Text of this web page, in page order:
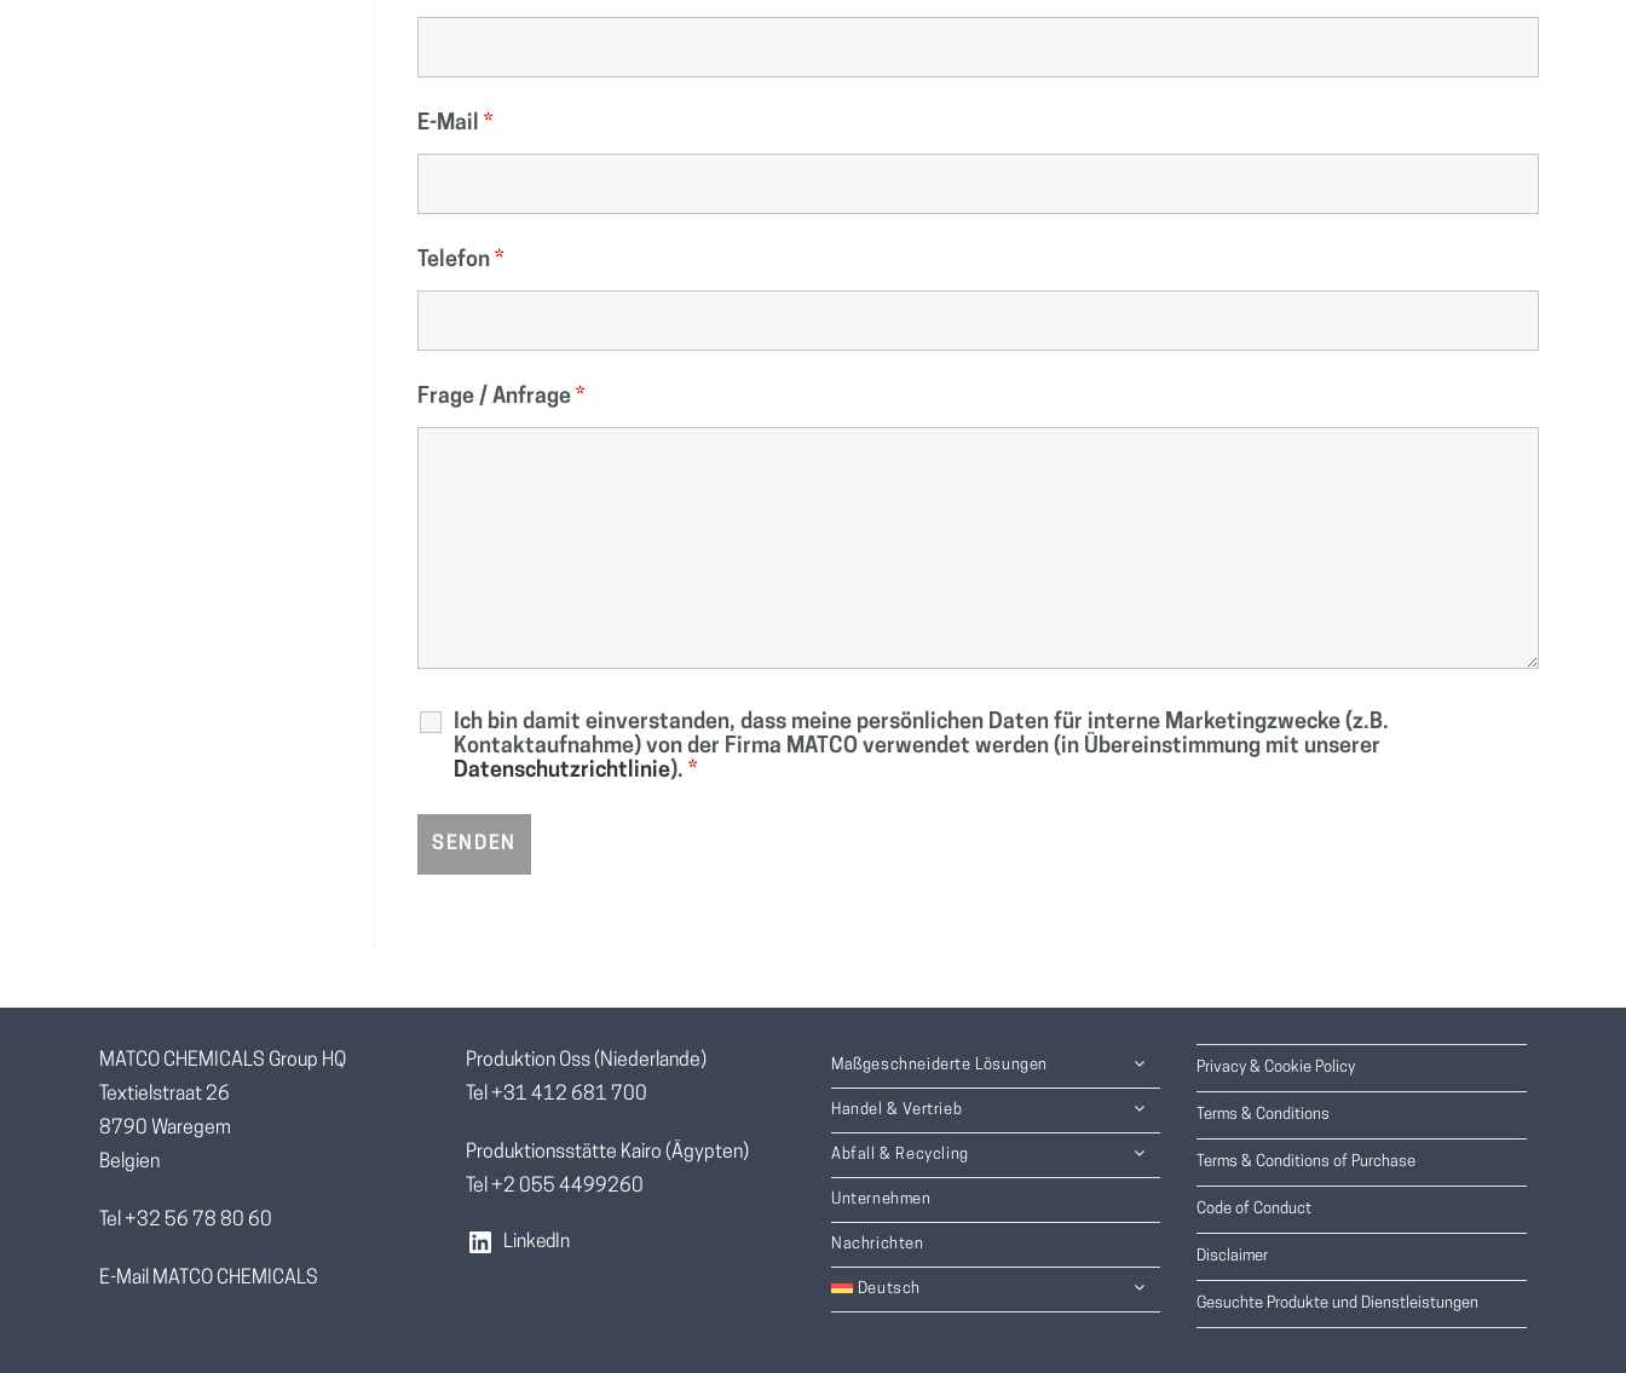
E-Mail*
Telefon*
Frage / Anfrage*
Ich bin damit einverstanden, dass meine persönlichen Daten für interne Marketingzwecke (z.B.
Kontaktaufnahme) von der Firma MATCO verwendet werden (in Übereinstimmung mit unserer
Datenschutzrichtlinie).*
MATCO CHEMICALS Group HQ
Textielstraat 26
8790 Waregem
Belgien
Tel +32 56 78 80 60
E-Mail MATCO CHEMICALS
Produktion Oss (Niederlande)
Tel +31 412 681 700
Produktionsstätte Kairo (Ägypten)
Tel +2 055 4499260
LinkedIn
Maßgeschneiderte Lösungen
Handel & Vertrieb
Abfall & Recycling
Unternehmen
Nachrichten
Deutsch
Privacy & Cookie Policy
Terms & Conditions
Terms & Conditions of Purchase
Code of Conduct
Disclaimer
Gesuchte Produkte und Dienstleistungen